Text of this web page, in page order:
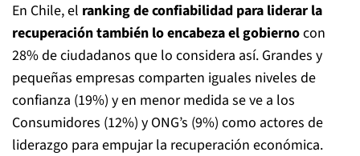
En Chile, el ranking de confiabilidad para liderar la
recuperación también lo encabeza el gobiernocon
28% de ciudadanos que lo considera así. Grandes y
pequeñas empresas comparten iguales niveles de
confianza (19%) y en menor medida se ve a los
Consumidores (12%) y ONG’s (9%) como actores de
liderazgo para empujar la recuperación económica.